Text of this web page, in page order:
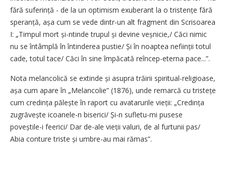
fără suferință - de la un optimism exuberant la o tristențe fără
speranță, așa cum se vede dintr-un alt fragment din Scrisoarea
I: „Timpul mort și-ntinde trupul și devine veșnicie,/ Căci nimic
nu se întâmplă în întinderea pustie/ Și în noaptea neființii totul
cade, totul tace/ Căci în sine împăcată reîncep-eterna pace...”.
Nota melancolică se extinde și asupra trăirii spiritual-religioase,
așa cum apare în „Melancolie” (1876), unde remarcă cu tristețe
cum credința pălește în raport cu avatarurile vieții: „Credința
zugră­vește icoanele-n biserici/ Și-n sufletu-mi pusese
poveștile-i feerici/ Dar de-ale vieții valuri, de al furtunii pas/
Abia conture triste și umbre-au mai rămas”.